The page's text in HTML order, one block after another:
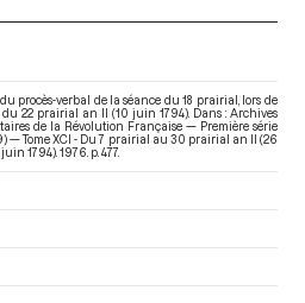
procès-verbal de la séance du 18 prairial, lors de
du 22 prairial an II (10 juin 1794). Dans : Archives
de la Révolution Française — Première série
— Tome XCI - Du 7 prairial au 30 prairial an II (26
juin 1794) . 1976. p. 477.